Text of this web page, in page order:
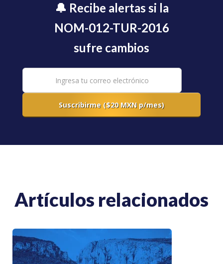
🔔 Recibe alertas si la
NOM-012-TUR-2016
sufre cambios
Artículos relacionados